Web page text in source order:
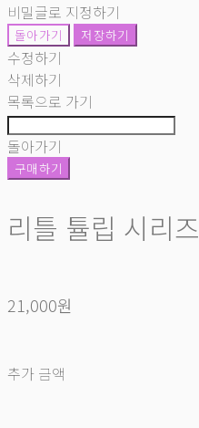
비밀글로 지정하기
돌아가기 저장하기
수정하기
삭제하기
목록으로 가기
돌아가기
구매하기
리틀 튤립 시리즈
21,000원
추가 금액